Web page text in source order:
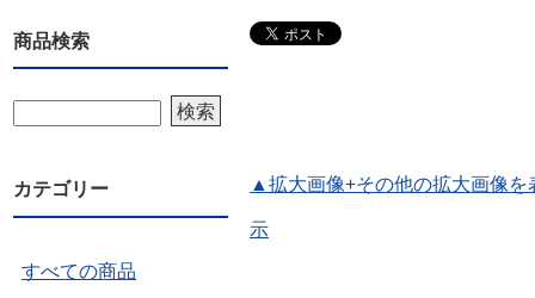
商品検索
検索
カテゴリー
すべての商品
▲拡大画像+その他の拡大画像を
示